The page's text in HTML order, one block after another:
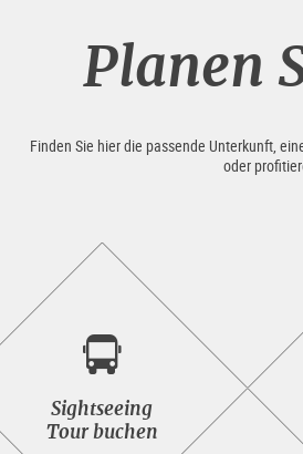
Planen
Finden Sie hier die passende Unterkunft,
oder
Sightseeing
Tour buchen
Sightseeing<br>Tour
buchen